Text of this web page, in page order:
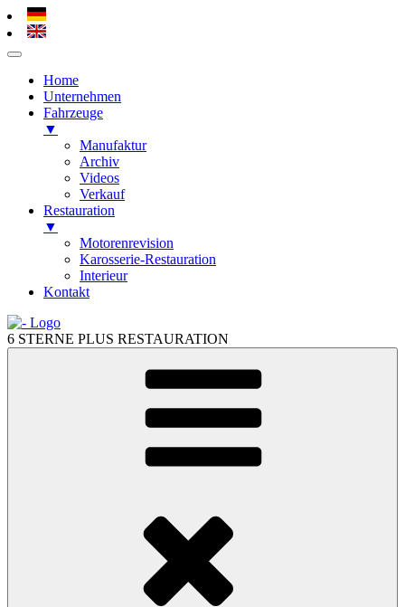
Home
Unternehmen
Fahrzeuge
▼
Manufaktur
Archiv
Videos
Verkauf
Restauration
▼
Motorenrevision
Karosserie-Restauration
Interieur
Kontakt
Zum
Inhalt
springen
6 STERNE PLUS RESTAURATION
Zum